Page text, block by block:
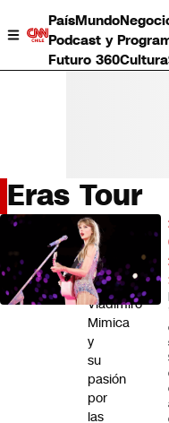
PaísMundo
Podcast y
Futuro 360Cultura
País
Mundo
Negocios
Deportes
Programas completos
CNN tiempo
Eras Tour
LO
MÁS
LEÍDO
Vladimiro
Mimica
y
su
pasión
por
las